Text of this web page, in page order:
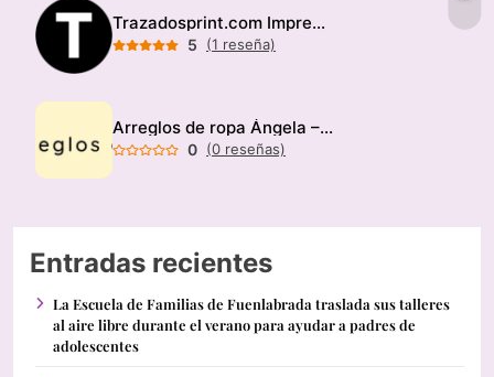
Trazadosprint.com Imprenta
5 (1 reseña)
Arreglos de ropa Ángela – Modista
0 (0 reseñas)
Entradas recientes
La Escuela de Familias de Fuenlabrada traslada sus talleres
al aire libre durante el verano para ayudar a padres de
adolescentes